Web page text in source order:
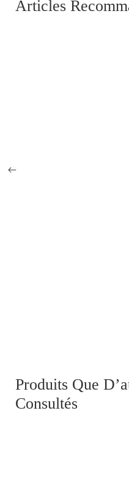
Articles
Produits Que
Consultés